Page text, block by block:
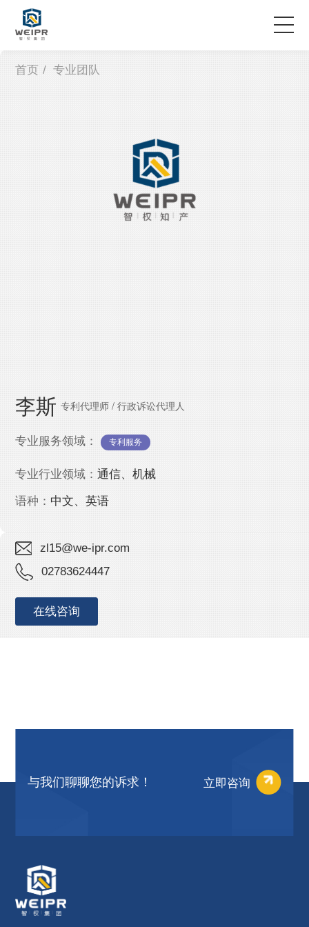
服务领域
首页 / 专业团队
李斯 专利代理师 / 行政诉讼代理人
专业服务领域： 专利服务
专业行业领域：通信、机械
语种： 中文、英语
zl15@we-ipr.com
02783624447
在线咨询
与我们聊聊您的诉求！ 立即咨询